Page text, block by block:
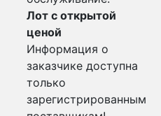
Лот с открытой
ценой
Информация о
заказчике доступна
только
зарегистрированным